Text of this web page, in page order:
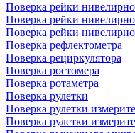
Поверка рейки
Поверка рейки
Поверка рейки
Поверка рефлектометра
Поверка рециркулятора
Поверка ростомера
Поверка ротаметра
Поверка рулетки
Поверка рулетки
Поверка рулетки